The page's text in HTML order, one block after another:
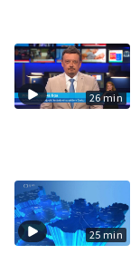
26 min
25 min